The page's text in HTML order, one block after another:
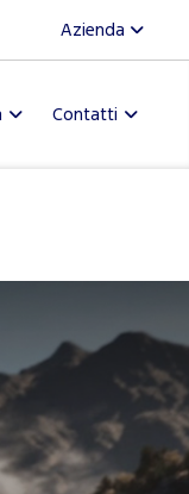
Azienda
Contatti